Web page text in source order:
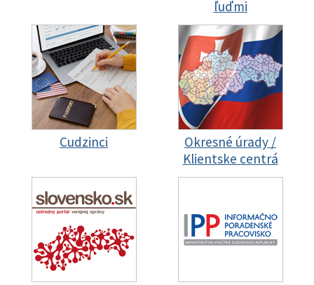
ľuďmi
Cudzinci
Okresné úrady /
Klientske centrá